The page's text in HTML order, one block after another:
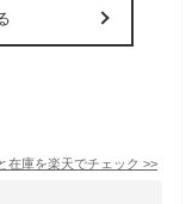
在庫を楽天でチェック >>